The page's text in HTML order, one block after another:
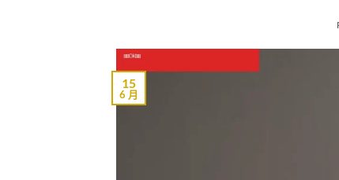
15
6 月